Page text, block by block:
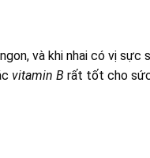
và khi nhai có vị
vitamin Brất tốt cho sức